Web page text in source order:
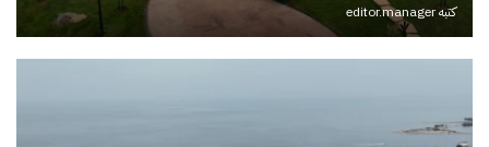
كتبهeditor.manager